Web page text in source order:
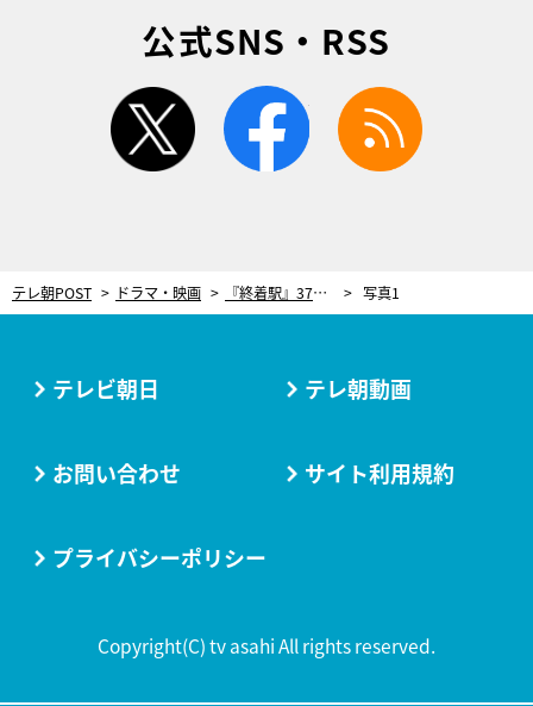
公式SNS・RSS
twitter facebook
テレ朝POST ドラマ・映画 『終着駅』37作目はシリーズの“真骨頂”とも言える物語。牛尾刑事が悲しい真相に迫る 写真1
テレビ朝日 テレ朝動画
お問い合わせ サイト利用規約
プライバシーポリシー
Copyright(C) tv asahi All rights reserved.